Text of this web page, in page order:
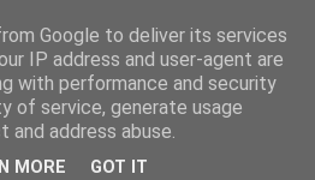
Google to deliver its services
IP address and user-agent are
with performance and security
of service, generate usage
address abuse.
MORE GOT IT